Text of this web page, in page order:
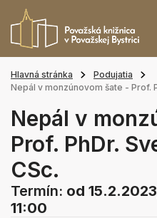
Hlavná stránka
Podujatia
Nepál v monzúnovom šate - Prof.
Nepál v
Prof. PhDr.
CSc.
Termín: od
11:00